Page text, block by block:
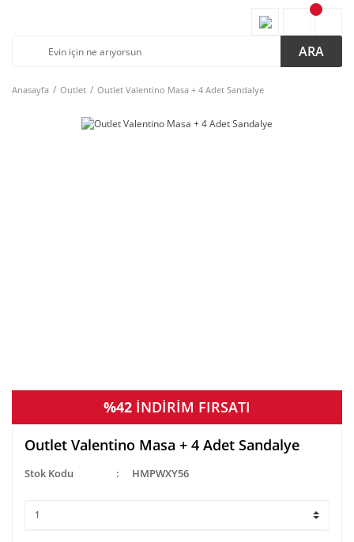
ARA
Anasayfa Outlet Outlet Valentino Masa + 4 Adet Sandalye
%42 İNDİRİM FIRSATI
Outlet Valentino Masa + 4 Adet Sandalye
Stok Kodu HMPWXY56